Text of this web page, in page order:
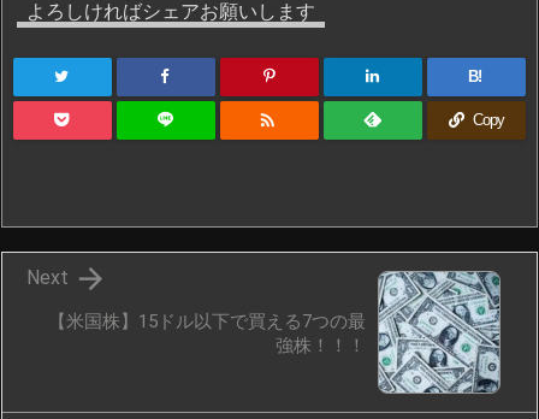
よろしければシェアお願いします
B!
 Copy
【米国株】15ドル以下で買える7つの最
強株！！！

Next